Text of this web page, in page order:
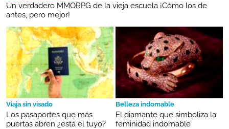
Un verdadero MMORPG de la vieja escuela ¡Cómo los de
antes, pero mejor!
Viaja sin visado
Los pasaportes que más
puertas abren ¿está el tuyo?
Belleza indomable
El diamante que simboliza la
feminidad indomable